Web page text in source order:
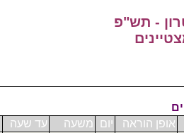
- תש"פ
אופן הוראה
יום משעה עד שעה